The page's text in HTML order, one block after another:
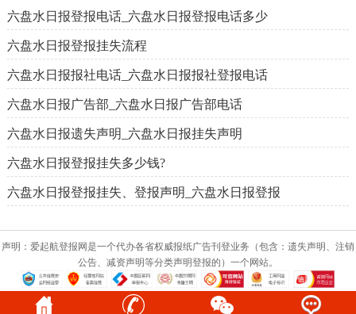
六盘水日报登报电话_六盘水日报登报电话多少
六盘水日报登报挂失流程
六盘水日报报社电话_六盘水日报报社登报电话
六盘水日报广告部_六盘水日报广告部电话
六盘水日报遗失声明_六盘水日报挂失声明
六盘水日报登报挂失多少钱?
六盘水日报登报挂失、登报声明_六盘水日报登报
声明：爱起航登报网是一个代办各省权威报纸广告刊登业务（包含：遗失声明、注销
公告、减资声明等分类声明登报的）一个网站。